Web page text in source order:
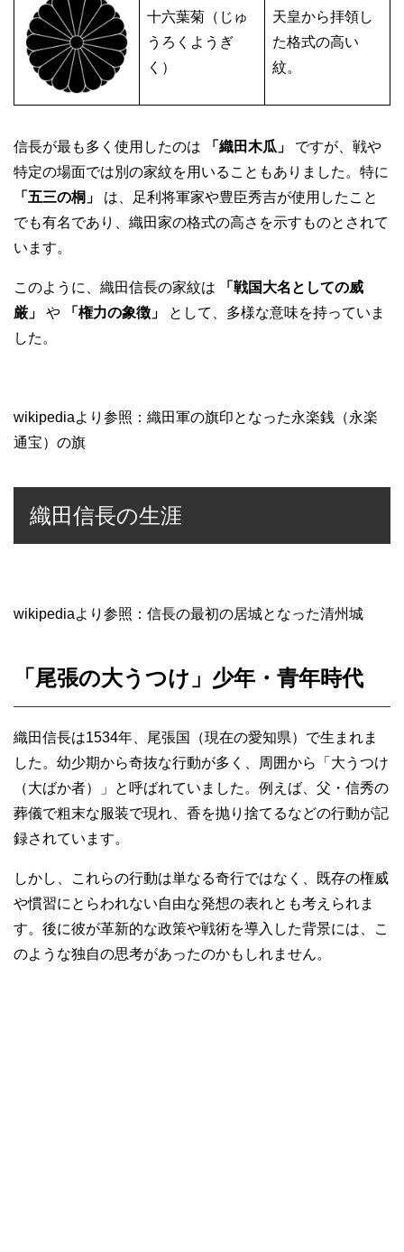
十六葉菊（じゅ
うろくようぎ
く）
天皇から拝領し
た格式の高い
紋。
信長が最も多く使用したのは 「織田木瓜」
ですが、戦や
特定の場面では別の家紋を用いることもありました。特に
「五三の桐」
は、足利将軍家や豊臣秀吉が使用したこと
でも有名であり、織田家の格式の高さを示すものとされて
います。
このように、織田信長の家紋は
「戦国大名としての威
厳」
や 「権力の象徴」
として、多様な意味を持っていま
した。
wikipediaより参照：織田軍の旗印となった永楽銭（永楽
通宝）の旗
織田信長の生涯
wikipediaより参照：信長の最初の居城となった清州城
「尾張の大うつけ」少年・青年時代
織田信長は1534年、尾張国（現在の愛知県）で生まれま
した。幼少期から奇抜な行動が多く、周囲から「大うつけ
（大ばか者）」と呼ばれていました。例えば、父・信秀の
葬儀で粗末な服装で現れ、香を抛り捨てるなどの行動が記
録されています。
しかし、これらの行動は単なる奇行ではなく、既存の権威
や慣習にとらわれない自由な発想の表れとも考えられま
す。後に彼が革新的な政策や戦術を導入した背景には、こ
のような独自の思考があったのかもしれません。